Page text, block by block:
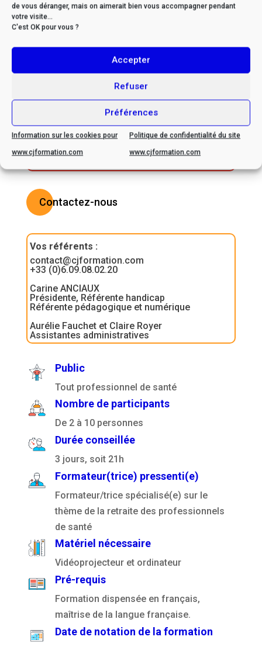
de vous déranger, mais on aimerait bien vous accompagner pendant
votre visite...
C'est OK pour vous ?
Accepter
Refuser
Préférences
Information sur les cookies pour
www.cjformation.com
Politique de confidentialité du site
www.cjformation.com
* Si vous êtes en situation
de handicap, veuillez nous
contacter afin d’envisager
ensemble les possibilités
Contactez-nous
Vos référents :
contact@cjformation.com
+33 (0)6.09.08.02.20
Carine ANCIAUX
Présidente, Référente handicap
Référente pédagogique et numérique
Aurélie Fauchet et Claire Royer
Assistantes administratives
Public
Tout professionnel de santé
Nombre de participants
De 2 à 10 personnes
Durée conseillée
3 jours, soit 21h
Formateur(trice) pressenti(e)
Formateur/trice spécialisé(e) sur le
thème de la retraite des professionnels
de santé
Matériel nécessaire
Vidéoprojecteur et ordinateur
Pré-requis
Formation dispensée en français,
maîtrise de la langue française.
Date de notation de la formation